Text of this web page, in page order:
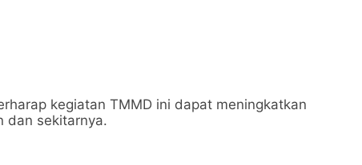
kegiatan TMMD ini dapat meningkatkan
dan sekitarnya.